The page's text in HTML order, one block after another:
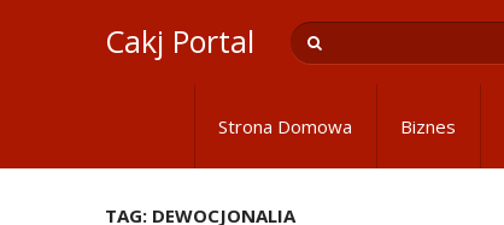
Cakj Portal
Strona Domowa Biznes
TAG: DEWOCJONALIA